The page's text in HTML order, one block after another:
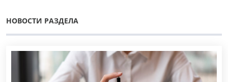
НОВОСТИ РАЗДЕЛА